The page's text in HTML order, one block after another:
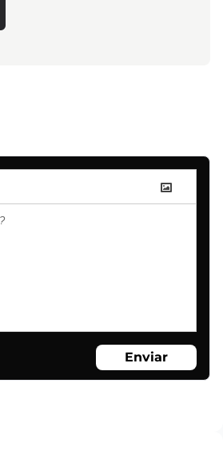
Enviar